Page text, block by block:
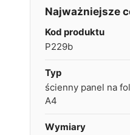
Najważniejsze
Kod produktu
P229b
Typ
ścienny panel na
A4
Wymiary